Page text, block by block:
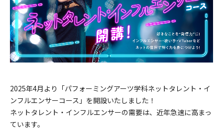
2025年4月より「パフォーミングアーツ学科ネットタレント・イ
ンフルエンサーコース」を開設いたしました！
ネットタレント・インフルエンサーの需要は、近年急速に高まっ
ています。